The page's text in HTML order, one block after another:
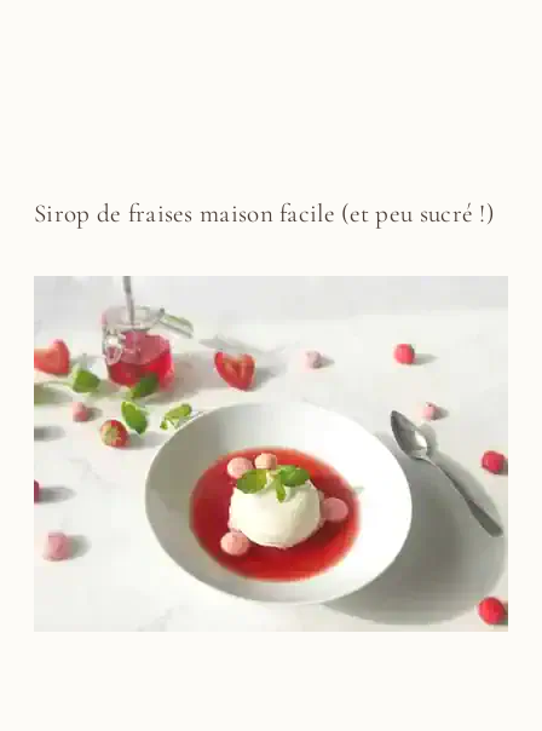
Sirop de fraises maison facile (et peu sucré !)